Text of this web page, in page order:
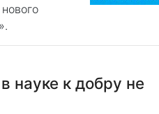
науке к добру не